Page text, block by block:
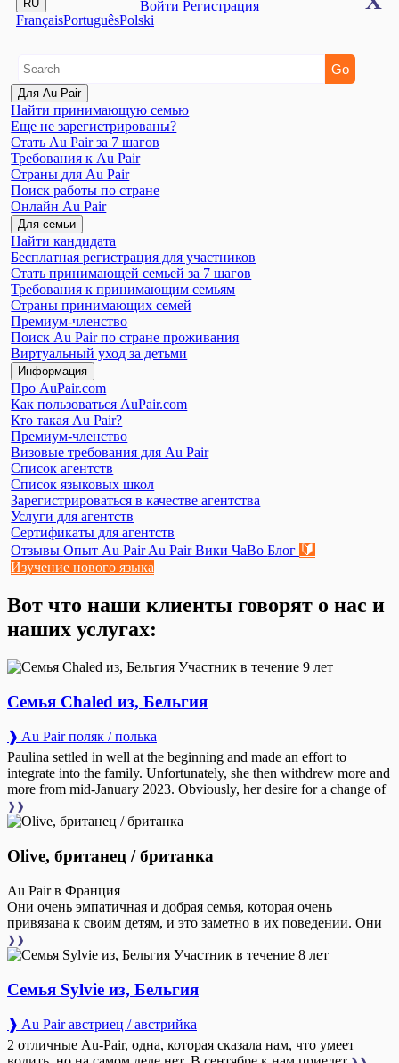
RU
FrançaisPortuguêsPolski
Войти Регистрация
Для Au Pair
Найти принимающую семью
Еще не зарегистрированы?
Стать Au Pair за 7 шагов
Требования к Au Pair
Страны для Au Pair
Поиск работы по стране
Онлайн Au Pair
Для семьи
Найти кандидата
Бесплатная регистрация для участников
Стать принимающей семьей за 7 шагов
Требования к принимающим семьям
Страны принимающих семей
Премиум-членство
Поиск Au Pair по стране проживания
Виртуальный уход за детьми
Информация
Про AuPair.com
Как пользоваться AuPair.com
Кто такая Au Pair?
Премиум-членство
Визовые требования для Au Pair
Список агентств
Список языковых школ
Зарегистрироваться в качестве агентства
Услуги для агентств
Сертификаты для агентств
ОтзывыОпыт Au PairAu Pair ВикиЧаВоБлог 🔰
Изучение нового языка
Вот что наши клиенты говорят о нас и
наших услугах:
Участник в течение 9 лет
Семья Chaled из, Бельгия
❱ Au Pair поляк / полька
Paulina settled in well at the beginning and made an effort to
integrate into the family. Unfortunately, she then withdrew more and
more from mid-January 2023. Obviously, her desire for a change of
❱❱
Olive, британец / британка
Au Pair в Франция
Они очень эмпатичная и добрая семья, которая очень
привязана к своим детям, и это заметно в их поведении. Они
❱❱
Участник в течение 8 лет
Семья Sylvie из, Бельгия
❱ Au Pair австриец / австрийка
2 отличные Au-Pair, одна, которая сказала нам, что умеет